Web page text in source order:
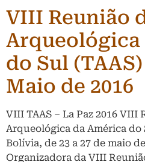
VIII Reunião
Arqueológica
do Sul
Maio de 2016
VIII TAAS – La Paz 2016 VIII
Arqueológica da América do
Bolívia, de 23 a 27 de maio
Organizadora da VIII